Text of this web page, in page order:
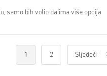
samo bih volio da ima više opcija
1 2 Sljedeći